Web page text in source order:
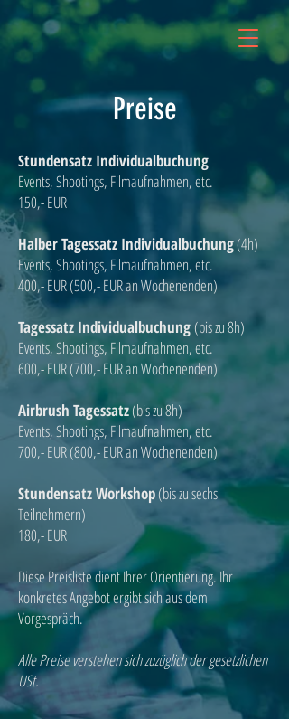
Preise
Stundensatz Individualbuchung
Events, Shootings, Filmaufnahmen, etc.
150,- EUR
Halber Tagessatz Individualbuchung(4h)
Events, Shootings, Filmaufnahmen, etc.
400,- EUR (500,- EUR an Wochenenden)
Tagessatz Individualbuchung(bis zu 8h)
Events, Shootings, Filmaufnahmen, etc.
600,- EUR (700,- EUR an Wochenenden)
Airbrush Tagessatz(bis zu 8h)
Events, Shootings, Filmaufnahmen, etc.
700,- EUR (800,- EUR an Wochenenden)
Stundensatz Workshop(bis zu sechs
Teilnehmern)
180,- EUR
Diese Preisliste dient Ihrer Orientierung. Ihr
konkretes Angebot ergibt sich aus dem
Vorgespräch.
Alle Preise verstehen sich zuzüglich der gesetzlichen
USt.